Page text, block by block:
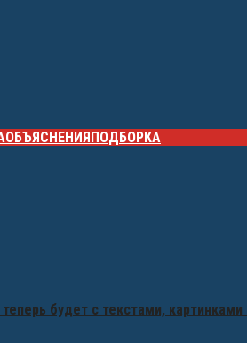
ОБЪЯСНЕНИЯПОДБОРКА
будет с текстами,